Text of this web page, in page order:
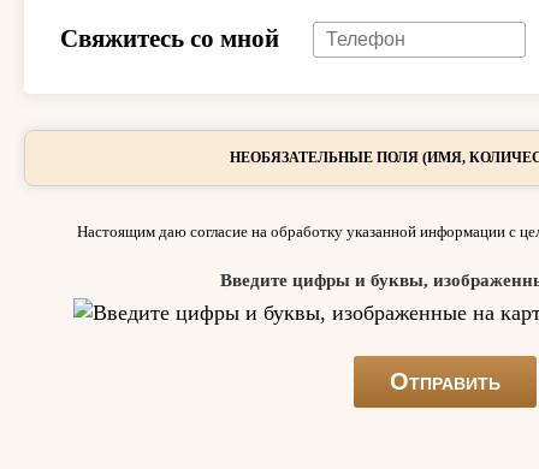
Свяжитесь со мной
НЕОБЯЗАТЕЛЬНЫЕ ПОЛЯ (ИМЯ,
Настоящим даю согласие на обработку указанной информации с
Введите цифры и буквы,